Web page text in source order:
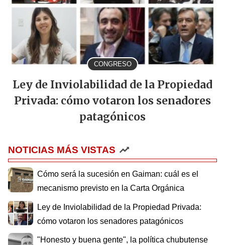
CONGRESO
Ley de Inviolabilidad de la Propiedad
Privada: cómo votaron los senadores
patagónicos
NOTICIAS MÁS VISTAS
Cómo será la sucesión en Gaiman: cuál es el
mecanismo previsto en la Carta Orgánica
Ley de Inviolabilidad de la Propiedad Privada:
cómo votaron los senadores patagónicos
"Honesto y buena gente", la política chubutense